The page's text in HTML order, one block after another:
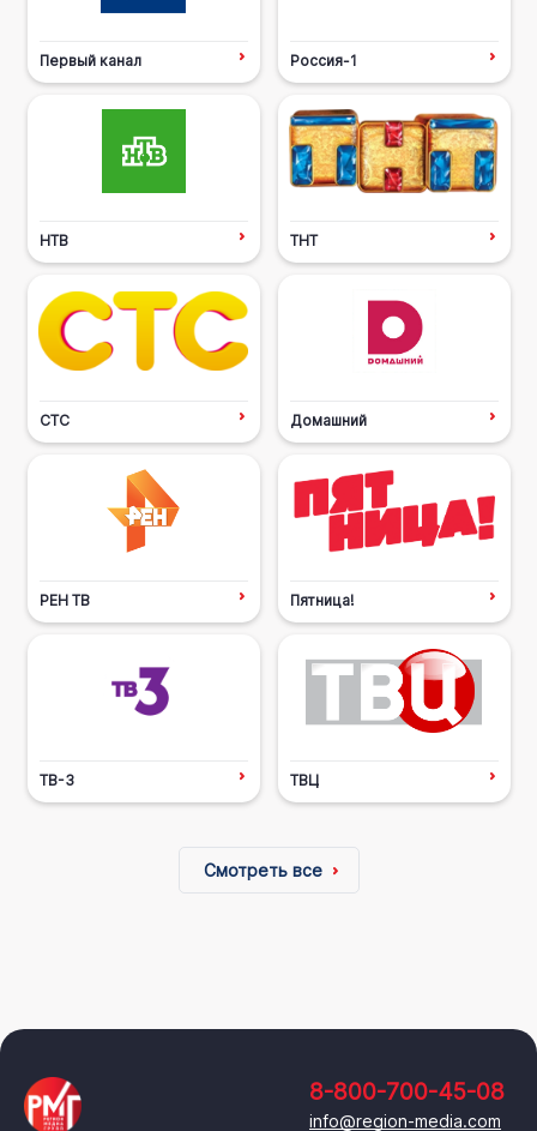
Первый канал Россия-1
НТВ ТНТ
СТС Домашний
РЕН ТВ Пятница!
ТВ-3 ТВЦ
Смотреть все
8-800-700-45-08
info@region-media.com